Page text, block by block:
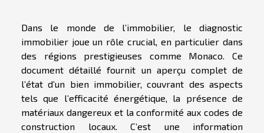
Dans le monde de l’immobilier, le diagnostic
immobilier joue un rôle crucial, en particulier dans
des régions prestigieuses comme Monaco. Ce
document détaillé fournit un aperçu complet de
l’état d’un bien immobilier, couvrant des aspects
tels que l’efficacité énergétique, la présence de
matériaux dangereux et la conformité aux codes de
construction locaux. C’est une information